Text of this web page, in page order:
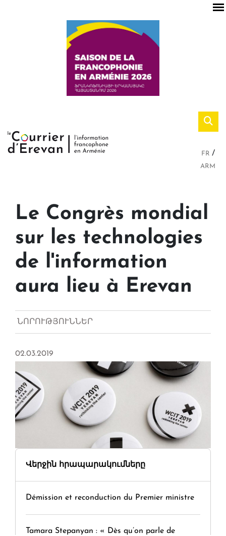
FR
ARM
Le Congrès mondial
sur les technologies
de l'information
aura lieu à Erevan
ՆՈՐՈՒԹՅՈՒՆՆԵՐ
02.03.2019
Վերջին հրապարակումները
Démission et reconduction du Premier ministre
Tamara Stepanyan : « Dès qu’on parle de